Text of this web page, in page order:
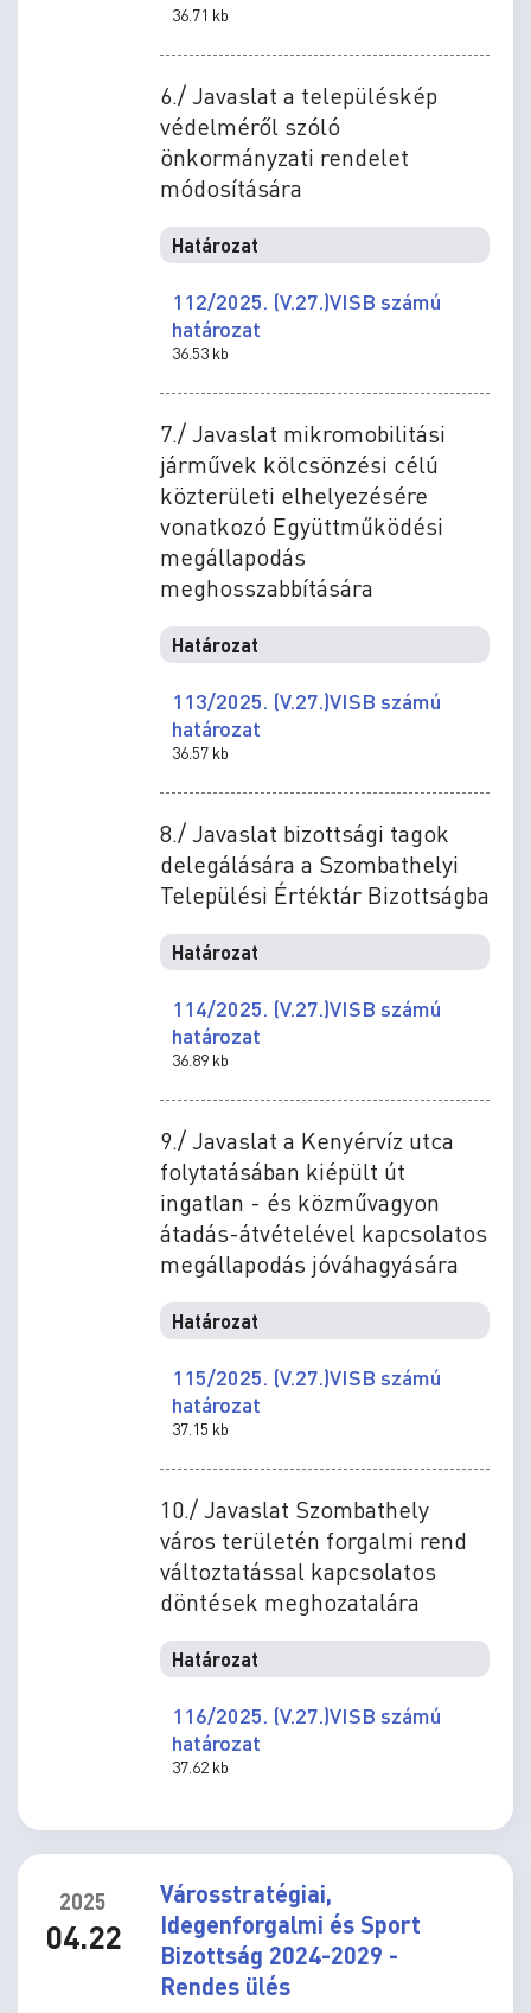
36.71 kb
6./ Javaslat a településkép
védelméről szóló
önkormányzati rendelet
módosítására
Határozat
112/2025. (V.27.)VISB számú
határozat
36.53 kb
7./ Javaslat mikromobilitási
járművek kölcsönzési célú
közterületi elhelyezésére
vonatkozó Együttműködési
megállapodás
meghosszabbítására
Határozat
113/2025. (V.27.)VISB számú
határozat
36.57 kb
8./ Javaslat bizottsági tagok
delegálására a Szombathelyi
Települési Értéktár Bizottságba
Határozat
114/2025. (V.27.)VISB számú
határozat
36.89 kb
9./ Javaslat a Kenyérvíz utca
folytatásában kiépült út
ingatlan - és közművagyon
átadás-átvételével kapcsolatos
megállapodás jóváhagyására
Határozat
115/2025. (V.27.)VISB számú
határozat
37.15 kb
10./ Javaslat Szombathely
város területén forgalmi rend
változtatással kapcsolatos
döntések meghozatalára
Határozat
116/2025. (V.27.)VISB számú
határozat
37.62 kb
2025
04.22
Városstratégiai,
Idegenforgalmi és Sport
Bizottság 2024-2029 -
Rendes ülés